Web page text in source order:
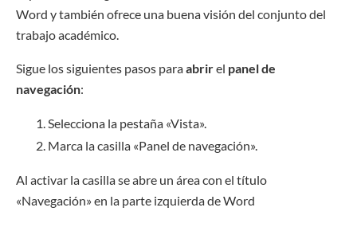
Word y también ofrece una buena visión del conjunto del
trabajo académico.
Sigue los siguientes pasos paraabrirel panel de
navegación:
Selecciona la pestaña «Vista».
Marca la casilla «Panel de navegación».
Al activar la casilla se abre un área con el título
«Navegación» en la parte izquierda de Word